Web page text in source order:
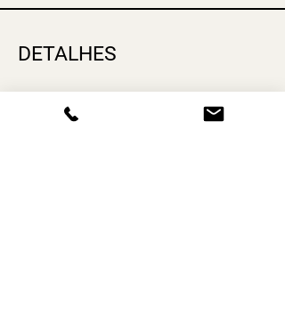
DETALHES
Pack Digital